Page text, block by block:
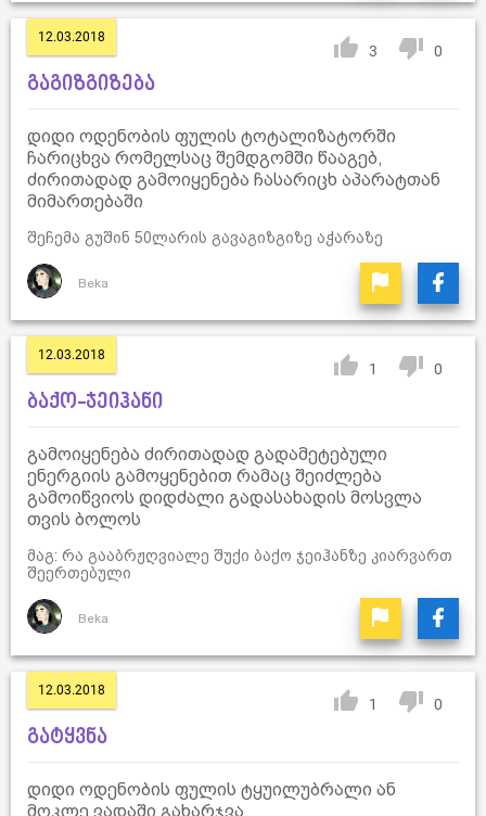
12.03.2018
3 0
გაგიზგიზება
დიდი ოდენობის ფულის ტოტალიზატორში
ჩარიცხვა რომელსაც შემდგომში წააგებ,
ძირითადად გამოიყენება ჩასარიცხ აპარატთან
მიმართებაში
შეჩემა გუშინ 50ლარის გავაგიზგიზე აჭარაზე
Beka
12.03.2018
1 0
ბაქო-ჯეიჰანი
გამოიყენება ძირითადად გადამეტებული
ენერგიის გამოყენებით რამაც შეიძლება
გამოიწვიოს დიდძალი გადასახადის მოსვლა
თვის ბოლოს
მაგ: რა გააბრჟღვიალე შუქი ბაქო ჯეიჰანზე კიარვართ
შეერთებული
Beka
12.03.2018
1 0
გატყვნა
დიდი ოდენობის ფულის ტყუილუბრალი ან
მოკლე ვადაში გახარჯვა